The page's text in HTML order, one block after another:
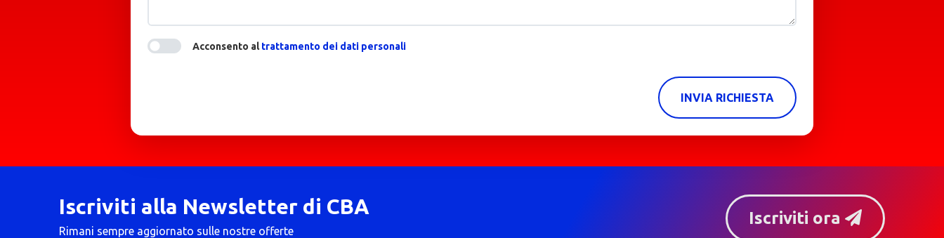
Acconsento altrattamento dei dati personali
INVIA RICHIESTA
Iscriviti alla Newsletter di CBA
Rimani sempre aggiornato sulle nostre offerte
Iscriviti ora